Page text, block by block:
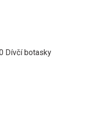
Dívčí botasky